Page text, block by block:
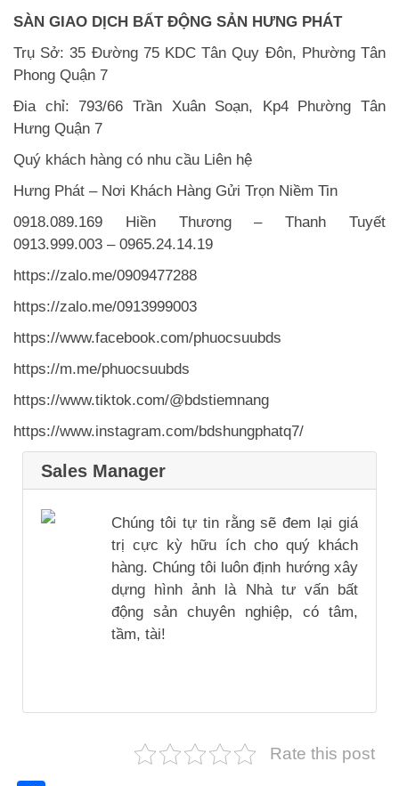
SÀN GIAO DỊCH BẤT ĐỘNG SẢN HƯNG PHÁT
Trụ Sở: 35 Đường 75 KDC Tân Quy Đôn, Phường Tân
Phong Quận 7
Đia chỉ: 793/66 Trần Xuân Soạn, Kp4 Phường Tân
Hưng Quận 7
Quý khách hàng có nhu cầu Liên hệ
Hưng Phát – Nơi Khách Hàng Gửi Trọn Niềm Tin
0918.089.169 Hiền Thương – Thanh Tuyết
0913.999.003 – 0965.24.14.19
https://zalo.me/0909477288
https://zalo.me/0913999003
https://www.facebook.com/phuocsuubds
https://m.me/phuocsuubds
https://www.tiktok.com/@bdstiemnang
https://www.instagram.com/bdshungphatq7/
Sales Manager
Chúng tôi tự tin rằng sẽ đem lại giá
trị cực kỳ hữu ích cho quý khách
hàng. Chúng tôi luôn định hướng xây
dựng hình ảnh là Nhà tư vấn bất
động sản chuyên nghiệp, có tâm,
tầm, tài!
Rate this post